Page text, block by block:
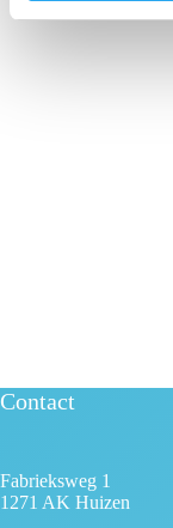
t
Contact
Fabrieksweg 1
1271 AK Huizen